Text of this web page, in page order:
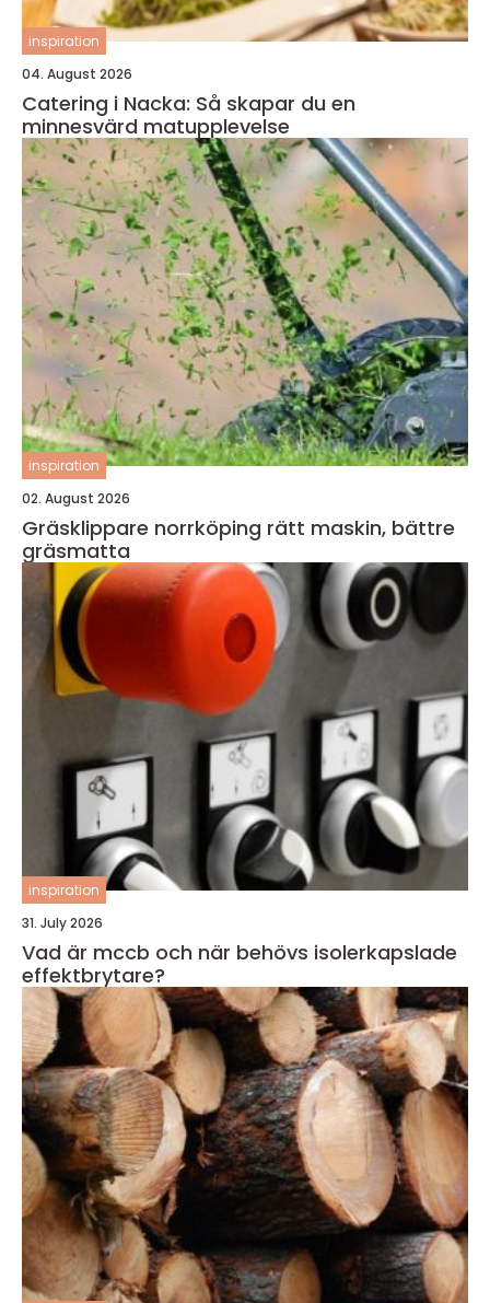
inspiration
04. August 2026
Catering i Nacka: Så skapar du en
minnesvärd matupplevelse
inspiration
02. August 2026
Gräsklippare norrköping rätt maskin, bättre
gräsmatta
inspiration
31. July 2026
Vad är mccb och när behövs isolerkapslade
effektbrytare?